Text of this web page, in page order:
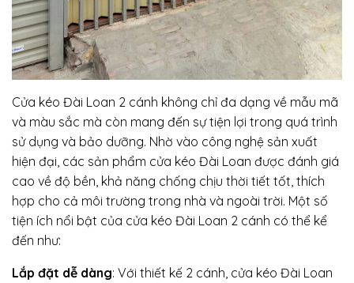
Cửa kéo Đài Loan 2 cánh không chỉ đa dạng về mẫu mã
và màu sắc mà còn mang đến sự tiện lợi trong quá trình
sử dụng và bảo dưỡng. Nhờ vào công nghệ sản xuất
hiện đại, các sản phẩm cửa kéo Đài Loan được đánh giá
cao về độ bền, khả năng chống chịu thời tiết tốt, thích
hợp cho cả môi trường trong nhà và ngoài trời. Một số
tiện ích nổi bật của cửa kéo Đài Loan 2 cánh có thể kể
đến như:
Lắp đặt dễ dàng: Với thiết kế 2 cánh, cửa kéo Đài Loan